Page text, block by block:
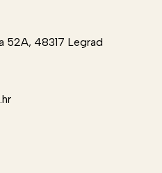
52A, 48317 Legrad